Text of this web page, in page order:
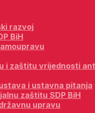
razvoj
BiH
i zaštitu vrijednosti
i ustavna pitanja
zaštitu SDP BiH
upravu